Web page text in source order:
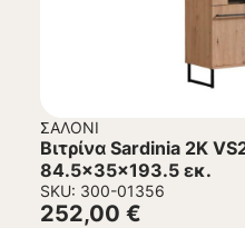
ΣΑΛΌΝΙ
Βιτρίνα Sardinia 2K
84.5x35x193.5 εκ.
SKU: 300-01356
252,00 €